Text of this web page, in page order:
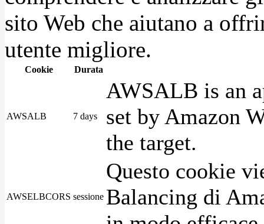
sito Web che aiutano a
utente migliore.
Cookie Durata
AWSALB 7 days
AWSALB is an
set by Amazon
the target.
AWSELBCORS sessione
Questo cookie
Balancing di